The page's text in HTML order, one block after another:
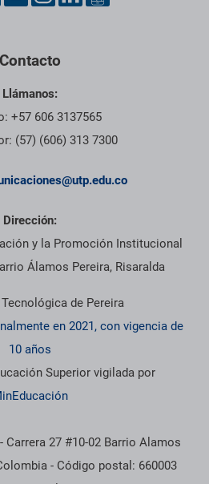
Contacto
Llámanos:
+57 606 3137565
(57) (606) 313 7300
Dirección:
y la Promoción Institucional
Álamos Pereira, Risaralda
de Pereira
en 2021, con vigencia de
10 años
Superior vigilada por
Carrera 27 #10-02 Barrio Alamos
- Código postal: 660003